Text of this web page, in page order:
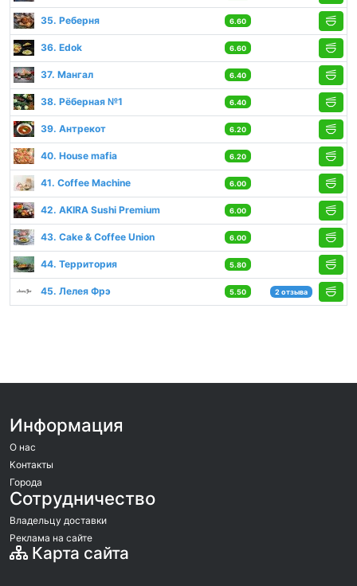
35. Реберня 6.60
36. Edok 6.60
37. Мангал 6.40
38. Рёберная №1 6.40
39. Антрекот 6.20
40. House mafia 6.20
41. Coffee Machine 6.00
42. AKIRA Sushi Premium 6.00
43. Cake & Coffee Union 6.00
44. Территория 5.80
45. Лелея Фрэ 5.50 2 отзыва
Информация
О нас
Контакты
Города
Сотрудничество
Владельцу доставки
Реклама на сайте
Карта сайта